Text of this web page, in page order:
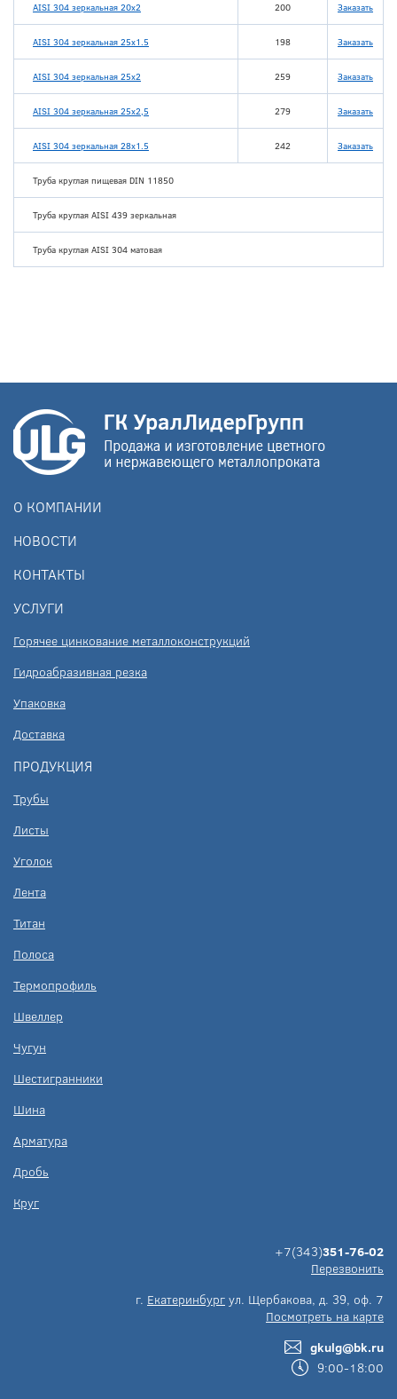
AISI 304 зеркальная 20х2 200 Заказать
AISI 304 зеркальная 25х1.5 198 Заказать
AISI 304 зеркальная 25х2 259 Заказать
AISI 304 зеркальная 25х2,5 279 Заказать
AISI 304 зеркальная 28х1.5 242 Заказать
Труба круглая пищевая DIN 11850
Труба круглая AISI 439 зеркальная
Труба круглая AISI 304 матовая
О КОМПАНИИ
НОВОСТИ
КОНТАКТЫ
УСЛУГИ
Горячее цинкование металлоконструкций
Гидроабразивная резка
Упаковка
Доставка
ПРОДУКЦИЯ
Трубы
Листы
Уголок
Лента
Титан
Полоса
Термопрофиль
Швеллер
Чугун
Шестигранники
Шина
Арматура
Дробь
Круг
+7(343)351-76-02
Перезвонить
г. Екатеринбург ул. Щербакова, д. 39, оф. 7
Посмотреть на карте
gkulg@bk.ru
9:00-18:00